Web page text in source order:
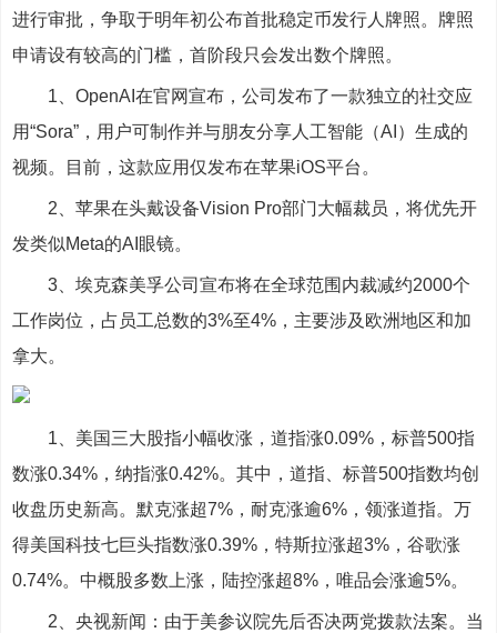
进行审批，争取于明年初公布首批稳定币发行人牌照。牌照
申请设有较高的门槛，首阶段只会发出数个牌照。
1、OpenAI在官网宣布，公司发布了一款独立的社交应
用“Sora”，用户可制作并与朋友分享人工智能（AI）生成的
视频。目前，这款应用仅发布在苹果iOS平台。
2、苹果在头戴设备Vision Pro部门大幅裁员，将优先开
发类似Meta的AI眼镜。
3、埃克森美孚公司宣布将在全球范围内裁减约2000个
工作岗位，占员工总数的3%至4%，主要涉及欧洲地区和加
拿大。
1、美国三大股指小幅收涨，道指涨0.09%，标普500指
数涨0.34%，纳指涨0.42%。其中，道指、标普500指数均创
收盘历史新高。默克涨超7%，耐克涨逾6%，领涨道指。万
得美国科技七巨头指数涨0.39%，特斯拉涨超3%，谷歌涨
0.74%。中概股多数上涨，陆控涨超8%，唯品会涨逾5%。
2、央视新闻：由于美参议院先后否决两党拨款法案。当